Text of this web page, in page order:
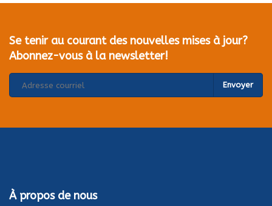
Se tenir au courant des nouvelles mises à jour?
Abonnez-vous à la newsletter!
Envoyer
À propos de nous